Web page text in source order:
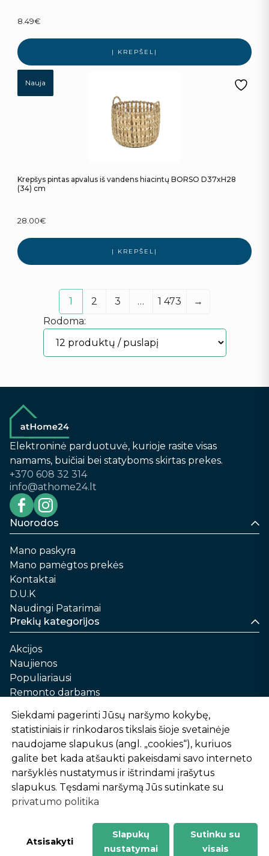
8.49€
Į KREPŠELĮ
Nauja
Krepšys pintas apvalus iš vandens hiacintų BORSO D37xH28
(34) cm
28.00€
Į KREPŠELĮ
1 2 3 … 1 473
→
Rodoma:
Elektroninė parduotuvė, kurioje rasite visas
namams, buičiai bei statyboms skirtas prekes.
+370 608 32 314
info@athome24.lt
Nuorodos
Mano paskyra
Mano pamėgtos prekės
Kontaktai
D.U.K
Naudingi Patarimai
Prekių kategorijos
Akcijos
Naujienos
Populiariausi
Remonto darbams
Automobilių priežiūrai
Sodui ir daržui
Informacija
Apie mus
Prekių pirkimo – pardavimo taisyklės
Prekių pristatymas ir atsiėmimas
-
1
2
%
n
u
o
l
a
i
d
Siekdami pagerinti Jūsų naršymo kokybę,
statistiniais ir rinkodaros tikslais šioje svetainėje
naudojame slapukus (angl. „cookies“), kuriuos
galite bet kada atšaukti pakeisdami savo interneto
naršyklės nustatymus ir ištrindami įrašytus
slapukus. Tęsdami naršymą Jūs sutinkate su
privatumo politika
Atsisakyti
Slapukų
nustatymai
Sutinku su
visais